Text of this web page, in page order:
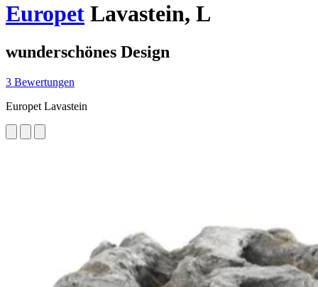
Europet Lavastein, L
wunderschönes Design
3 Bewertungen
Europet Lavastein